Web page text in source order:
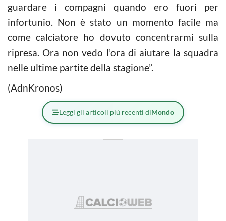
guardare i compagni quando ero fuori per
infortunio. Non è stato un momento facile ma
come calciatore ho dovuto concentrarmi sulla
ripresa. Ora non vedo l’ora di aiutare la squadra
nelle ultime partite della stagione”.
(AdnKronos)
Leggi gli articoli più recenti diMondo